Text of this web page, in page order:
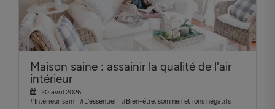
Maison saine : assainir la qualité de l'air
intérieur
20 avril 2026
#Intérieur sain
#L'essentiel #Bien-être, sommeil et ions négatifs